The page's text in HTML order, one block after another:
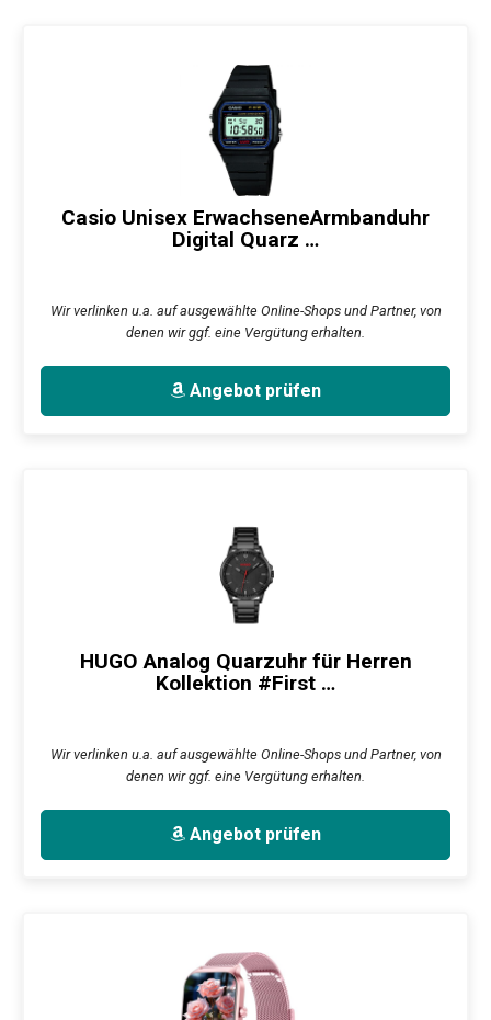
Casio Unisex ErwachseneArmbanduhr
Digital Quarz …
Wir verlinken u.a. auf ausgewählte Online-Shops und Partner, von
denen wir ggf. eine Vergütung erhalten.
Angebot prüfen
HUGO Analog Quarzuhr für Herren
Kollektion #First …
Wir verlinken u.a. auf ausgewählte Online-Shops und Partner, von
denen wir ggf. eine Vergütung erhalten.
Angebot prüfen